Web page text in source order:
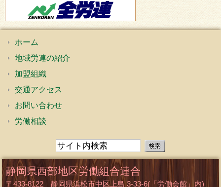
ホーム
地域労連の紹介
加盟組織
交通アクセス
お問い合わせ
労働相談
静岡県西部地区労働組合連合
〒433-8122 静岡県浜松市中区上島 3-33-6(「労働会館」内)